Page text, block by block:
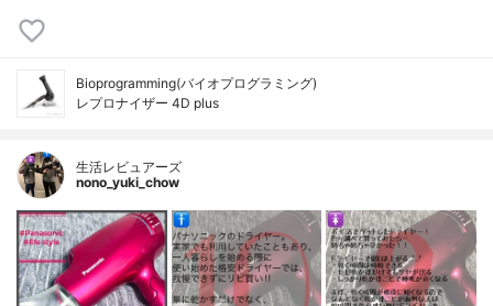
Bioprogramming(バイオプログラミング)
レプロナイザー 4D plus
生活レビュアーズ
nono_yuki_chow